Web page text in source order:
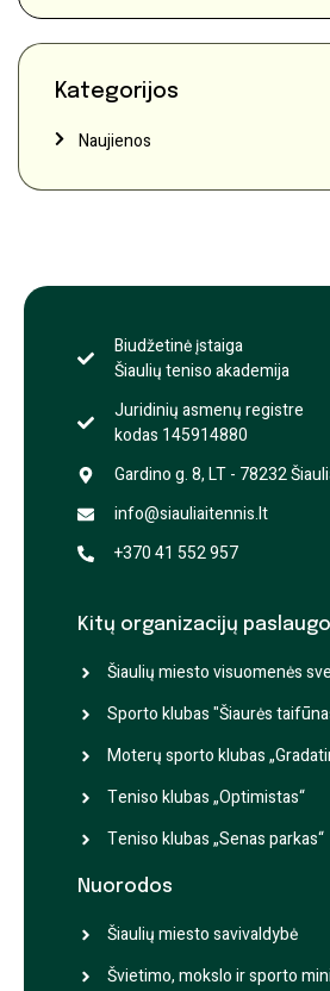
Kategorijos
Naujienos
Biudžetinė įstaiga
Šiaulių teniso akademija
Juridinių asmenų registre
kodas 145914880
Gardino g. 8, LT - 78232
info@siauliaitennis.lt
+370 41 552 957
Kitų organizacijų
Šiaulių miesto visuomenės
Sporto klubas "Šiaurės
Moterų sporto klubas
Teniso klubas „Optimistas“
Teniso klubas „Senas parkas“
Nuorodos
Šiaulių miesto savivaldybė
Švietimo, mokslo ir sporto